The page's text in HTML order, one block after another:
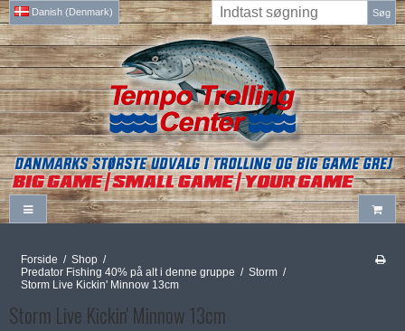
Danish (Denmark) Søg
Forside / Shop /
Predator Fishing 40% på alt i denne gruppe / Storm /
Storm Live Kickin' Minnow 13cm
Storm Live Kickin' Minnow 13cm